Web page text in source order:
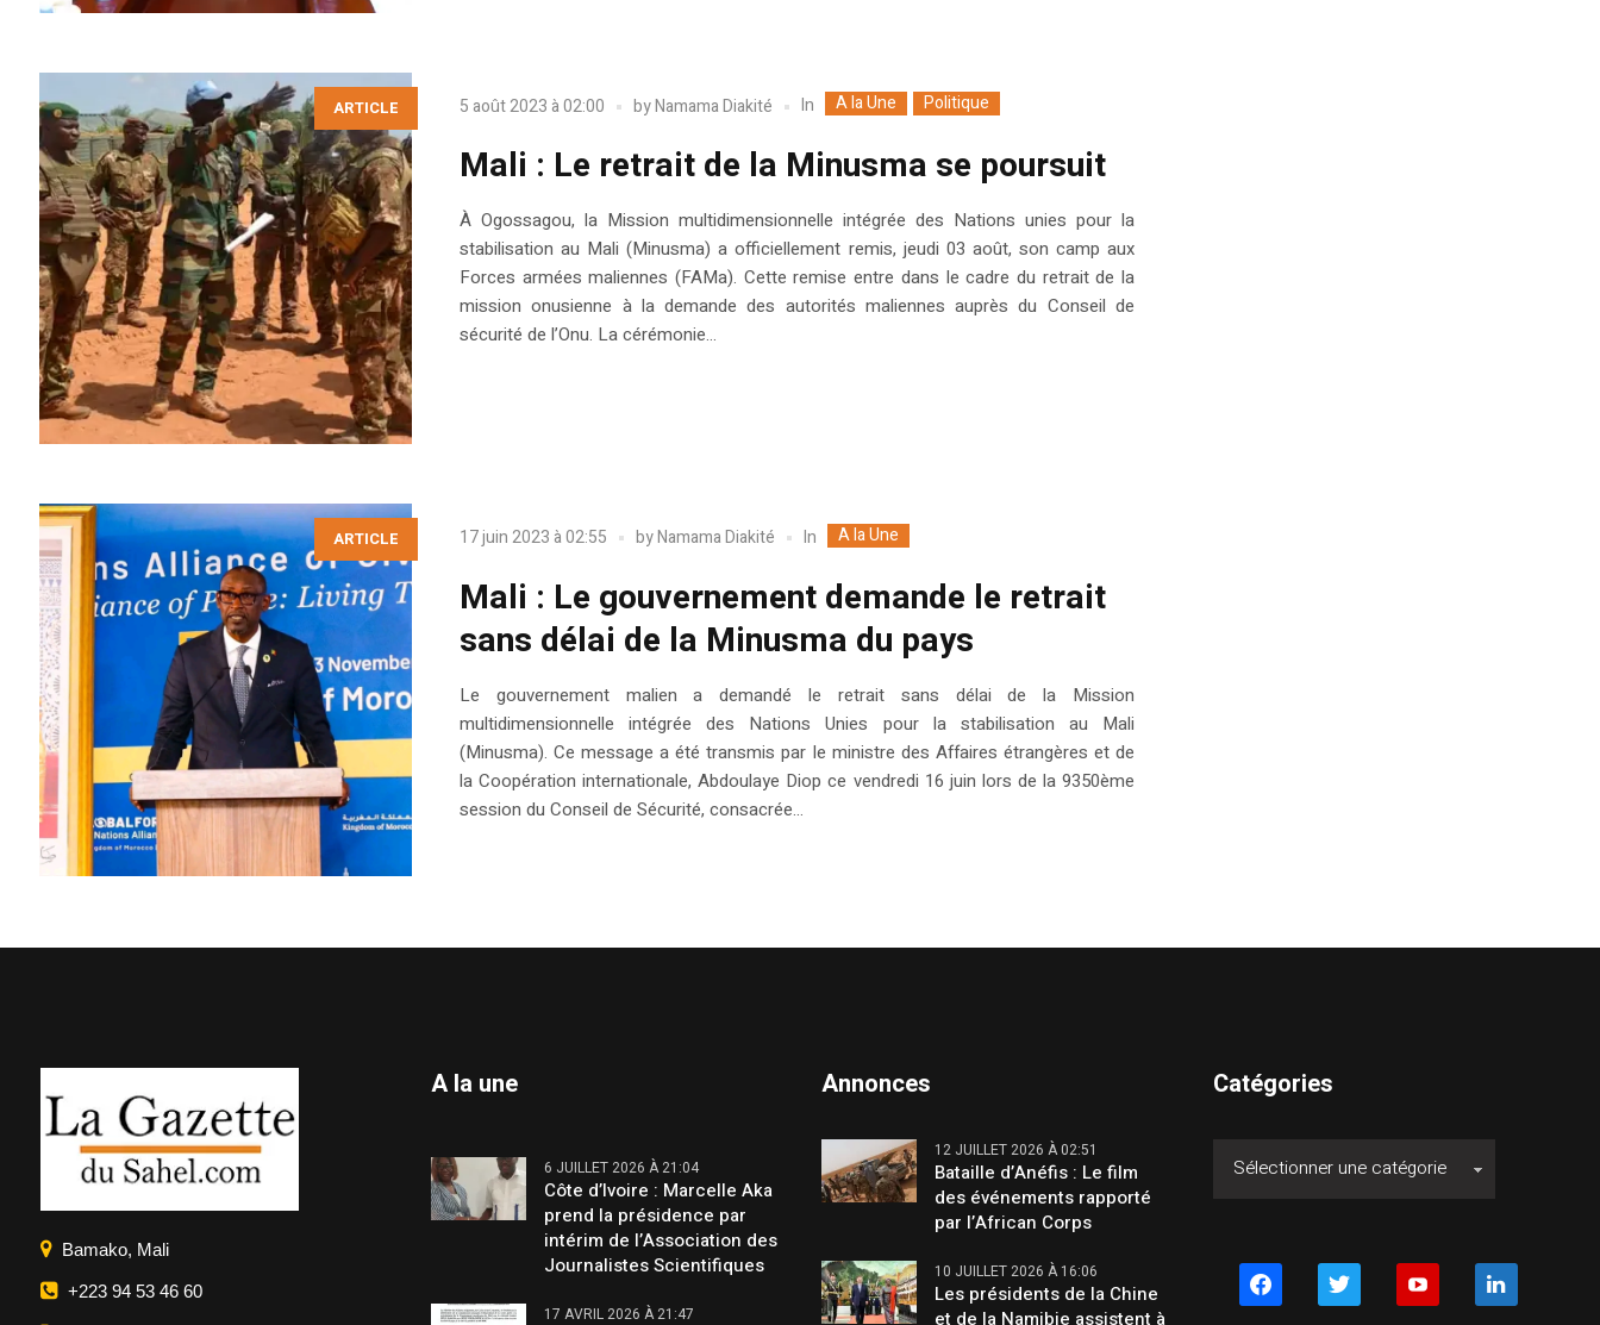
ARTICLE 5 août 2023 à 02:00 byNamama Diakité In A la Une Politique
Mali : Le retrait de la Minusma se poursuit
À Ogossagou, la Mission multidimensionnelle intégrée des Nations unies pour la
stabilisation au Mali (Minusma) a officiellement remis, jeudi 03 août, son camp aux
Forces armées maliennes (FAMa). Cette remise entre dans le cadre du retrait de la
mission onusienne à la demande des autorités maliennes auprès du Conseil de
sécurité de l’Onu. La cérémonie...
ARTICLE 17 juin 2023 à 02:55 byNamama Diakité In A la Une
Mali : Le gouvernement demande le retrait
sans délai de la Minusma du pays
Le gouvernement malien a demandé le retrait sans délai de la Mission
multidimensionnelle intégrée des Nations Unies pour la stabilisation au Mali
(Minusma). Ce message a été transmis par le ministre des Affaires étrangères et de
la Coopération internationale, Abdoulaye Diop ce vendredi 16 juin lors de la 9350ème
session du Conseil de Sécurité, consacrée...
Bamako, Mali
+223 94 53 46 60
A la une
6 JUILLET 2026 À 21:04
Côte d’Ivoire : Marcelle Aka
prend la présidence par
intérim de l’Association des
Journalistes Scientifiques
17 AVRIL 2026 À 21:47
Annonces
12 JUILLET 2026 À 02:51
Bataille d’Anéfis : Le film
des événements rapporté
par l’African Corps
10 JUILLET 2026 À 16:06
Les présidents de la Chine
et de la Namibie assistent à
Catégories
facebook twitter youtube linkedin